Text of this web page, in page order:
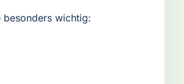
wichtig: